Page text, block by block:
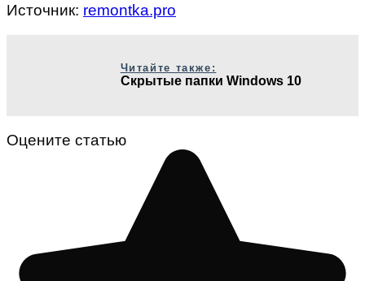
Источник: remontka.pro
Читайте также:
Скрытые папки Windows 10
Оцените статью